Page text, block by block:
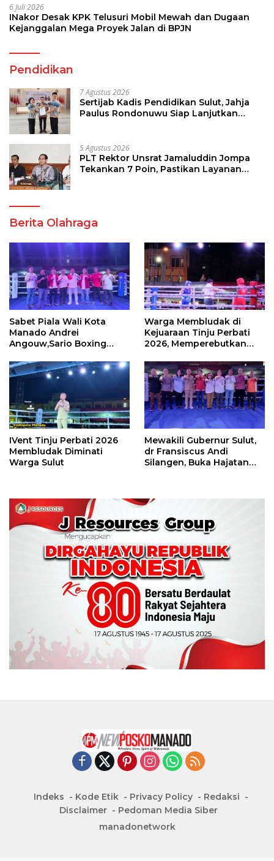
6 Juli 2026
INakor Desak KPK Telusuri Mobil Mewah dan Dugaan
Kejanggalan Mega Proyek Jalan di BPJN
Pendidikan
7 Agustus 2026
Sertijab Kadis Pendidikan Sulut, Jahja
Paulus Rondonuwu Siap Lanjutkan
5 Agustus 2026
PLT Rektor Unsrat Jamaluddin Jompa
Tekankan 7 Poin, Pastikan Layanan
Berita Olahraga
Sabet Piala Wali Kota
Manado Andrei
Angouw,Sario Boxing
Perbati 2026
Warga Membludak di
Kejuaraan Tinju Perbati
2026, Memperebutkan
IVent Tinju Perbati 2026
Membludak Diminati
Warga Sulut
Mewakili Gubernur Sulut,
dr Fransiscus Andi
Silangen, Buka Hajatan
Indeks Kode Etik Privacy Policy
Redaksi
Disclaimer
Pedoman Media Siber
manadonetwork